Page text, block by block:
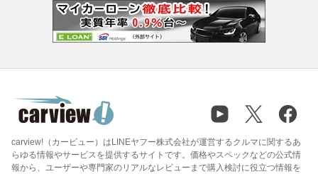
carview!（カービュー）はLINEヤフー株式会社が運営するクルマに関するあ
らゆる情報やサービスを提供するサイトです。価格やスペックなどの公式情
報から、ユーザーや専門家のリアルなレビューまで購入検討に役立つ情報を